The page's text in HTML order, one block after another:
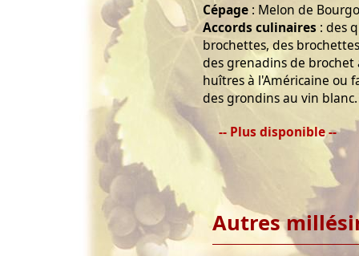
Cépage : Melon de
Accords culinaires : des
brochettes, des
des grenadins de brochet
huîtres à l'Américaine ou
des grondins au vin blanc.
-- Plus disponible --
Autres